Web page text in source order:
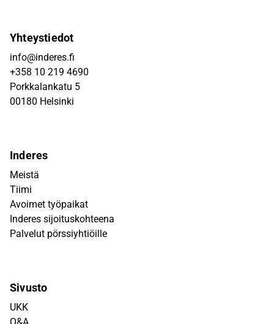
Yhteystiedot
info@inderes.fi
+358 10 219 4690
Porkkalankatu 5
00180 Helsinki
Inderes
Meistä
Tiimi
Avoimet työpaikat
Inderes sijoituskohteena
Palvelut pörssiyhtiöille
Sivusto
UKK